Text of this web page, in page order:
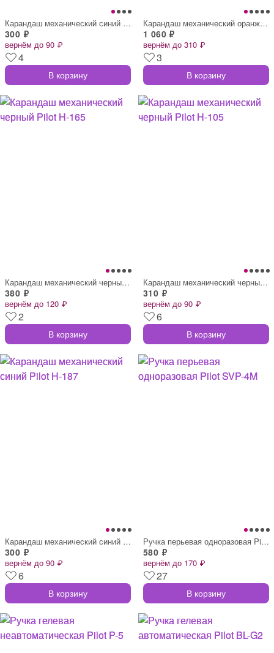
Карандаш механический синий Pilot H-185
300 ₽
вернём до 90 ₽
4
В корзину
Карандаш механический оранжевый Pilot H-
1 060 ₽
вернём до 310 ₽
3
В корзину
Карандаш механический черный Pilot H-165
380 ₽
вернём до 120 ₽
2
В корзину
Карандаш механический черный Pilot H-105
310 ₽
вернём до 90 ₽
6
В корзину
Карандаш механический синий Pilot H-187
300 ₽
вернём до 90 ₽
6
В корзину
Ручка перьевая одноразовая Pilot SVP-4M
580 ₽
вернём до 170 ₽
27
В корзину